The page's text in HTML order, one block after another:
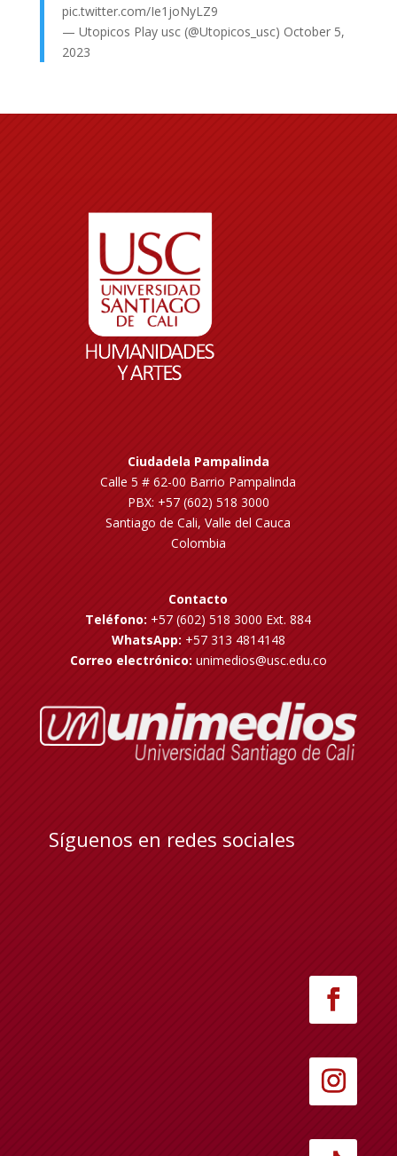
pic.twitter.com/Ie1joNyLZ9
— Utopicos Play usc (@Utopicos_usc) October 5,
2023
Ciudadela Pampalinda
Calle 5 # 62-00 Barrio Pampalinda
PBX: +57 (602) 518 3000
Santiago de Cali, Valle del Cauca
Colombia
Contacto
Teléfono: +57 (602) 518 3000 Ext. 884
WhatsApp: +57 313 4814148
Correo electrónico: unimedios@usc.edu.co
Síguenos en redes sociales